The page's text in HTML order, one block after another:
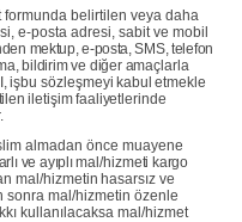
formunda belirtilen veya daha
e-posta adresi, sabit ve mobil
mektup, e-posta, SMS, telefon
bildirimve diğer amaçlarla
işbu sözleşmeyi kabul etmekle
iletişimfaaliyetlerinde
almadan önce muayene
ve ayıplımal/hizmeti kargo
mal/hizmetin hasarsız ve
sonra mal/hizmetin özenle
kullanılacaksa mal/hizmet